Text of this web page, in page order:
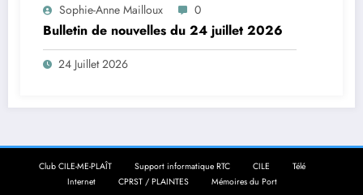
Sophie-Anne Mailloux 0
Bulletin de nouvelles du 24 juillet 2026
24 Juillet 2026
Club CILE-ME-PLAÎT Support informatique RTC CILE
Télé
Internet
CPRST / PLAINTES Mémoires du Port